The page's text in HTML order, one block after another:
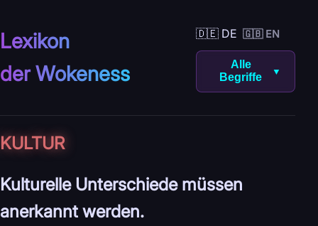
Lexikon
der Wokeness
🇩🇪 DE 🇬🇧 EN
Alle
Begriffe
▼
KULTUR
Kulturelle Unterschiede müssen
anerkannt werden.